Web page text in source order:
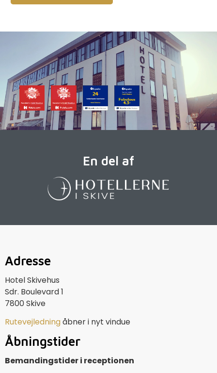
En del af
Adresse
Hotel Skivehus
Sdr. Boulevard 1
7800 Skive
Rutevejledningåbner i nyt vindue
Åbningstider
Bemandingstider i receptionen